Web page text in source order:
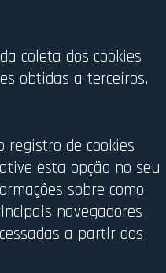
coleta dos cookies
obtidas a terceiros.
registro de cookies
esta opção no seu
sobre como
navegadores
a partir dos